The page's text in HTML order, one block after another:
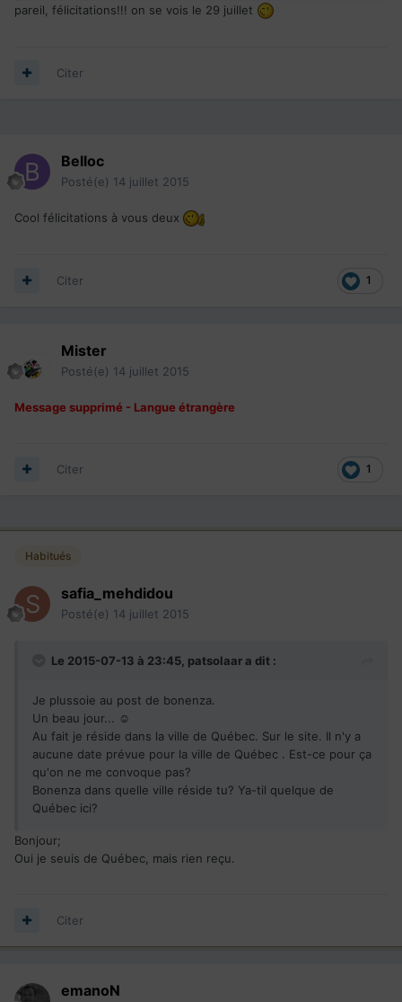
pareil, félicitations!!! on se vois le 29 juillet
Citer
Belloc
Posté(e) 14 juillet 2015
Cool félicitations à vous deux
1
Citer
Mister
Posté(e) 14 juillet 2015
Message supprimé - Langue étrangère
1
Citer
Habitués
safia_mehdidou
Posté(e) 14 juillet 2015
Le 2015-07-13 à 23:45, patsolaar a dit :
Je plussoie au post de bonenza.
Un beau jour... ☺
Au fait je réside dans la ville de Québec. Sur le site. Il n'y a
aucune date prévue pour la ville de Québec . Est-ce pour ça
qu'on ne me convoque pas?
Bonenza dans quelle ville réside tu? Ya-til quelque de
Québec ici?
Bonjour;
Oui je seuis de Québec, mais rien reçu.
Citer
emanoN